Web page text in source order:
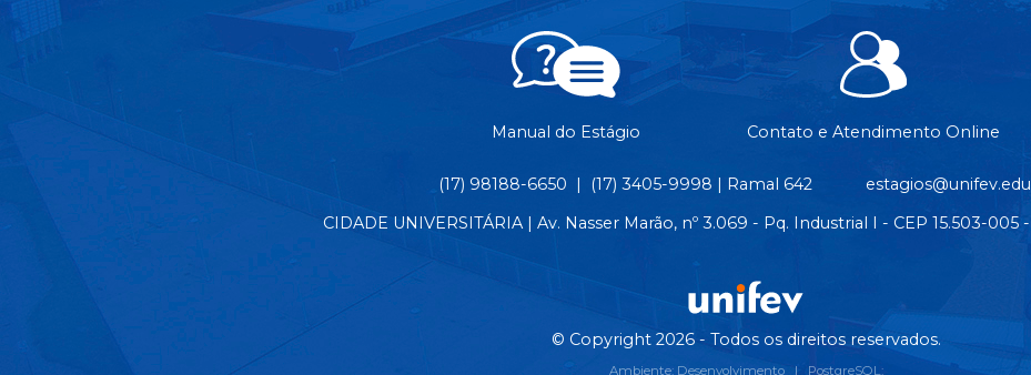
Manual do Estágio Contato e Atendimento Online
(17) 98188-6650 | (17) 3405-9998 | Ramal 642
CIDADE UNIVERSITÁRIA | Av. Nasser Marão, nº 3.069 - Pq. Industrial I - CEP 15.503-
© Copyright 2026 - Todos os direitos reservados.
Ambiente: Desenvolvimento | PostgreSQL: